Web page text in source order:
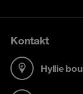
Kontakt
Hyllie